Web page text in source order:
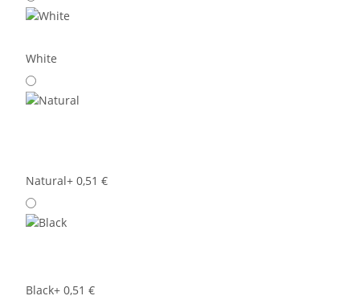
White
Natural+ 0,51 €
Black+ 0,51 €